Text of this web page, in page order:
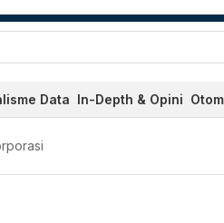
Data In-Depth & Opini